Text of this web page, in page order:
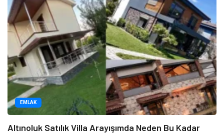
EMLAK
Altınoluk Satılık Villa Arayışımda Neden Bu Kadar